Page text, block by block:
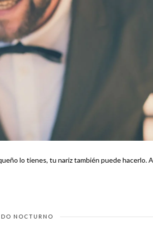
tu nariz también puede hacerlo. Así como lo lees, un
NOCTURNO